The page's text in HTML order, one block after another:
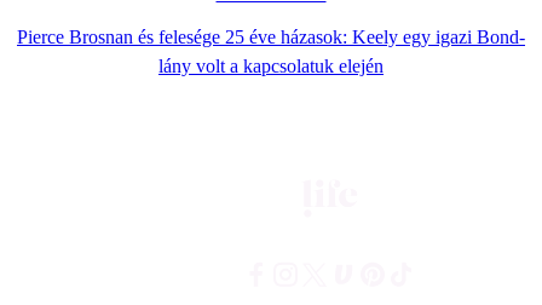
Pierce Brosnan és felesége 25 éve házasok: Keely egy igazi Bond-
lány volt a kapcsolatuk elején